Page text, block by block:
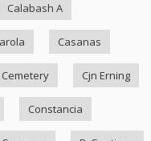
Calabash A
Casanas
Cjn Erning
Constancia